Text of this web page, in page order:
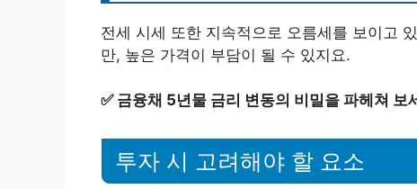
전세 시세 또한 지속적으로 오름세를 보이고
만, 높은 가격이 부담이 될 수 있지요.
✅ 금융채 5년물 금리 변동의 비밀을 파헤쳐 보
투자 시 고려해야 할 요소